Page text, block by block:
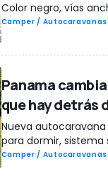
Color negro, vías
Camper / Autocaravanas
Panama
que hay detrás
Nueva
para dormir, sistema
Camper / Autocaravanas